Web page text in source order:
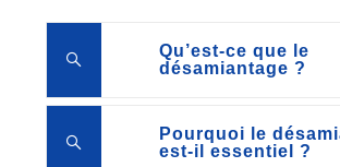
Qu’est-ce que le
désamiantage ?
Pourquoi le
est-il essentiel ?